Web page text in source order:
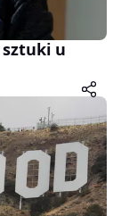
sztuki u